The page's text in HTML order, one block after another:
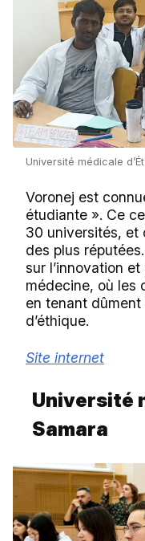
Université médicale
Voronej est
étudiante ». Ce
30 universités, et
des plus
sur l’innovation
médecine, où les
en tenant
d’éthique.
Site internet
Université
Samara